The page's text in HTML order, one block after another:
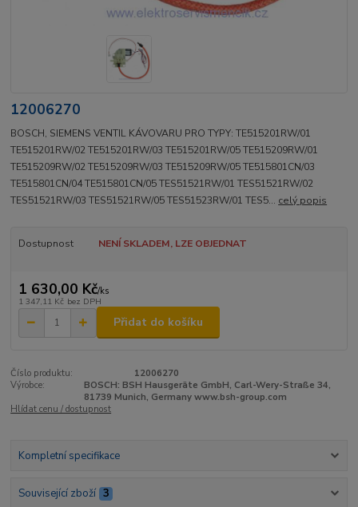
12006270
BOSCH, SIEMENS VENTIL KÁVOVARU PRO TYPY: TE515201RW/01
TE515201RW/02 TE515201RW/03 TE515201RW/05 TE515209RW/01
TE515209RW/02 TE515209RW/03 TE515209RW/05 TE515801CN/03
TE515801CN/04 TE515801CN/05 TES51521RW/01 TES51521RW/02
TES51521RW/03 TES51521RW/05 TES51523RW/01 TES5... celý popis
Dostupnost NENÍ SKLADEM, LZE OBJEDNAT
1 630,00 Kč/ks
1 347,11 Kč bez DPH
Přidat do košíku
Číslo produktu:
12006270
Výrobce:
BOSCH: BSH Hausgeräte GmbH, Carl-Wery-Straße 34,
81739 Munich, Germany www.bsh-group.com
Hlídat cenu / dostupnost
Kompletní specifikace
Související zboží 3